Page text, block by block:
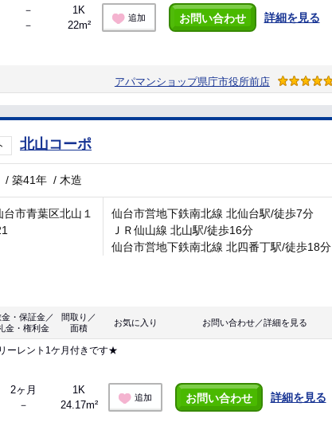
－
－
1K
22m²
追加 お問い合わせ 詳細を見る
アパマンショップ県庁市役所前店
北山コーポ
/築41年 / 木造
市青葉区北山１
仙台市営地下鉄南北線 北仙台駅/徒歩7分
ＪＲ仙山線 北山駅/徒歩16分
仙台市営地下鉄南北線 北四番丁駅/徒歩18分
金・保証金／
金・権利金
間取り／
面積
お気に入り お問い合わせ／詳細を見る
ーレント1ケ月付きです★
2ヶ月
－
1K
24.17m²
追加 お問い合わせ 詳細を見る